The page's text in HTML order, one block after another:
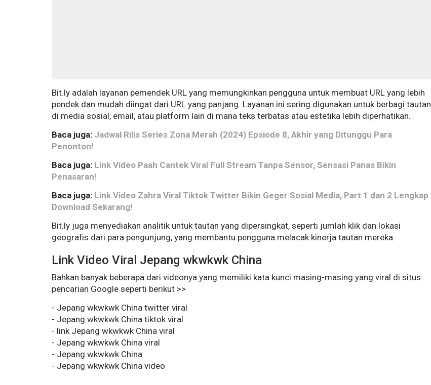
Bit.ly adalah layanan pemendek URL yang memungkinkan pengguna untuk membuat URL yang lebih
pendek dan mudah diingat dari URL yang panjang. Layanan ini sering digunakan untuk berbagi tautan
di media sosial, email, atau platform lain di mana teks terbatas atau estetika lebih diperhatikan.
Baca juga: Jadwal Rilis Series Zona Merah (2024) Epsiode 8, Akhir yang Ditunggu Para
Penonton!
Baca juga: Link Video Paah Cantek Viral Full Stream Tanpa Sensor, Sensasi Panas Bikin
Penasaran!
Baca juga: Link Video Zahra Viral Tiktok Twitter Bikin Geger Sosial Media, Part 1 dan 2 Lengkap
Download Sekarang!
Bit.ly juga menyediakan analitik untuk tautan yang dipersingkat, seperti jumlah klik dan lokasi
geografis dari para pengunjung, yang membantu pengguna melacak kinerja tautan mereka.
Link Video Viral Jepang wkwkwk China
Bahkan banyak beberapa dari videonya yang memiliki kata kunci masing-masing yang viral di situs
pencarian Google seperti berikut >>
- Jepang wkwkwk China twitter viral
- Jepang wkwkwk China tiktok viral
- link Jepang wkwkwk China viral
- Jepang wkwkwk China viral
- Jepang wkwkwk China
- Jepang wkwkwk China video